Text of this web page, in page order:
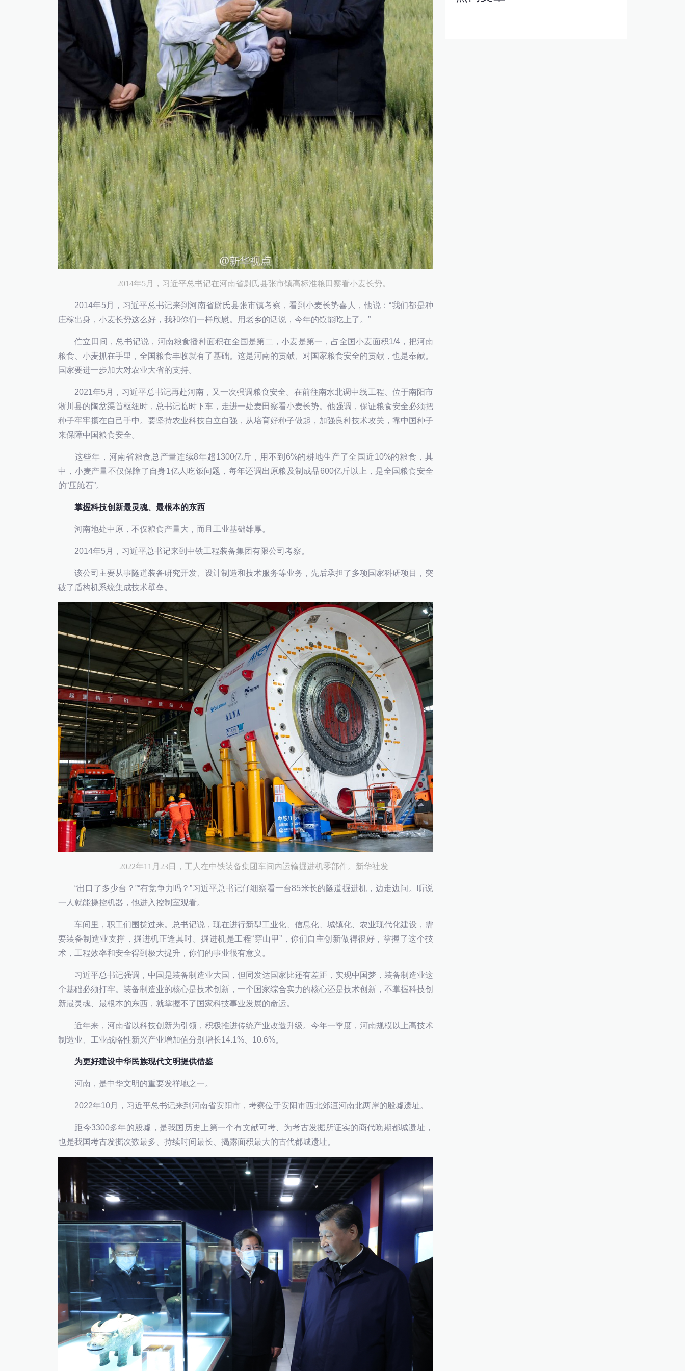
2014年5月，习近平总书记在河南省尉氏县张市镇高标准粮田察看小麦长势。
2014年5月，习近平总书记来到河南省尉氏县张市镇考察，看到小麦长势喜人，他说：“我们都是种
庄稼出身，小麦长势这么好，我和你们一样欣慰。用老乡的话说，今年的馍能吃上了。”
伫立田间，总书记说，河南粮食播种面积在全国是第二，小麦是第一，占全国小麦面积1/4，把河南
粮食、小麦抓在手里，全国粮食丰收就有了基础。这是河南的贡献、对国家粮食安全的贡献，也是奉献。
国家要进一步加大对农业大省的支持。
2021年5月，习近平总书记再赴河南，又一次强调粮食安全。在前往南水北调中线工程、位于南阳市
淅川县的陶岔渠首枢纽时，总书记临时下车，走进一处麦田察看小麦长势。他强调，保证粮食安全必须把
种子牢牢攥在自己手中。要坚持农业科技自立自强，从培育好种子做起，加强良种技术攻关，靠中国种子
来保障中国粮食安全。
这些年，河南省粮食总产量连续8年超1300亿斤，用不到6%的耕地生产了全国近10%的粮食，其
中，小麦产量不仅保障了自身1亿人吃饭问题，每年还调出原粮及制成品600亿斤以上，是全国粮食安全
的“压舱石”。
掌握科技创新最灵魂、最根本的东西
河南地处中原，不仅粮食产量大，而且工业基础雄厚。
2014年5月，习近平总书记来到中铁工程装备集团有限公司考察。
该公司主要从事隧道装备研究开发、设计制造和技术服务等业务，先后承担了多项国家科研项目，突
破了盾构机系统集成技术壁垒。
2022年11月23日，工人在中铁装备集团车间内运输掘进机零部件。新华社发
“出口了多少台？”“有竞争力吗？”习近平总书记仔细察看一台85米长的隧道掘进机，边走边问。听说
一人就能操控机器，他进入控制室观看。
车间里，职工们围拢过来。总书记说，现在进行新型工业化、信息化、城镇化、农业现代化建设，需
要装备制造业支撑，掘进机正逢其时。掘进机是工程“穿山甲”，你们自主创新做得很好，掌握了这个技
术，工程效率和安全得到极大提升，你们的事业很有意义。
习近平总书记强调，中国是装备制造业大国，但同发达国家比还有差距，实现中国梦，装备制造业这
个基础必须打牢。装备制造业的核心是技术创新，一个国家综合实力的核心还是技术创新，不掌握科技创
新最灵魂、最根本的东西，就掌握不了国家科技事业发展的命运。
近年来，河南省以科技创新为引领，积极推进传统产业改造升级。今年一季度，河南规模以上高技术
制造业、工业战略性新兴产业增加值分别增长14.1%、10.6%。
为更好建设中华民族现代文明提供借鉴
河南，是中华文明的重要发祥地之一。
2022年10月，习近平总书记来到河南省安阳市，考察位于安阳市西北郊洹河南北两岸的殷墟遗址。
距今3300多年的殷墟，是我国历史上第一个有文献可考、为考古发掘所证实的商代晚期都城遗址，
也是我国考古发掘次数最多、持续时间最长、揭露面积最大的古代都城遗址。